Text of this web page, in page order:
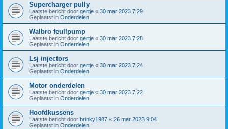
Supercharger pully
Laatste bericht door gertje « 30 mar 2023 7:29
Geplaatst in Onderdelen
Walbro feullpump
Laatste bericht door gertje « 30 mar 2023 7:28
Geplaatst in Onderdelen
Lsj injectors
Laatste bericht door gertje « 30 mar 2023 7:24
Geplaatst in Onderdelen
Motor onderdelen
Laatste bericht door gertje « 30 mar 2023 7:22
Geplaatst in Onderdelen
Hoofdkussens
Laatste bericht door brinky1987 « 26 mar 2023 9:04
Geplaatst in Onderdelen